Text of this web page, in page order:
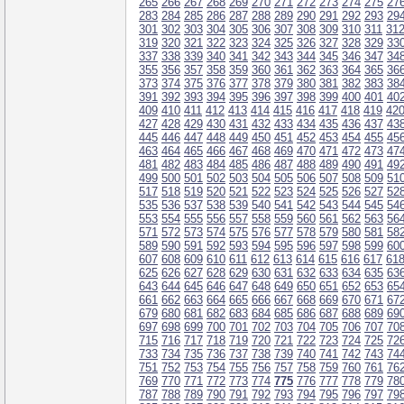
283 284 285 286 287 288 289 290 291 292 293
301 302 303 304 305 306 307 308 309 310 311 312
319 320 321 322 323 324 325 326 327 328 329
337 338 339 340 341 342 343 344 345 346 347
355 356 357 358 359 360 361 362 363 364 365
373 374 375 376 377 378 379 380 381 382 383
391 392 393 394 395 396 397 398 399 400 401
409 410 411 412 413 414 415 416 417 418 419 420
427 428 429 430 431 432 433 434 435 436 437
445 446 447 448 449 450 451 452 453 454 455
463 464 465 466 467 468 469 470 471 472 473
481 482 483 484 485 486 487 488 489 490 491
499 500 501 502 503 504 505 506 507 508 509
517 518 519 520 521 522 523 524 525 526 527
535 536 537 538 539 540 541 542 543 544 545
553 554 555 556 557 558 559 560 561 562 563
571 572 573 574 575 576 577 578 579 580 581
589 590 591 592 593 594 595 596 597 598 599
607 608 609 610 611 612 613 614 615 616 617 618
625 626 627 628 629 630 631 632 633 634 635
643 644 645 646 647 648 649 650 651 652 653
661 662 663 664 665 666 667 668 669 670 671
679 680 681 682 683 684 685 686 687 688 689
697 698 699 700 701 702 703 704 705 706 707
715 716 717 718 719 720 721 722 723 724 725
733 734 735 736 737 738 739 740 741 742 743
751 752 753 754 755 756 757 758 759 760 761
769 770 771 772 773 774 775 776 777 778 779
787 788 789 790 791 792 793 794 795 796 797